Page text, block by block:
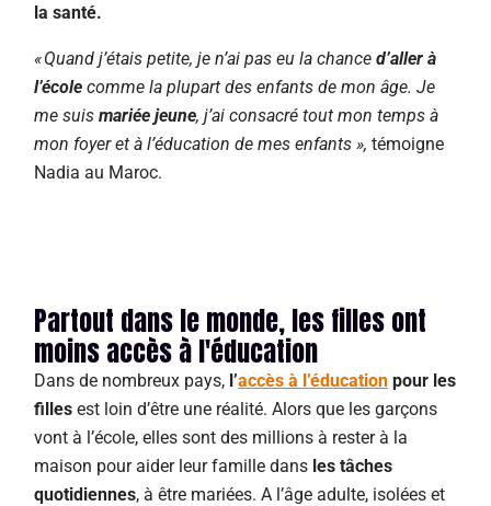
la santé.
« Quand j’étais petite, je n’ai pas eu la chance d’aller à
l’école comme la plupart des enfants de mon âge. Je
me suis mariée jeune, j’ai consacré tout mon temps à
mon foyer et à l’éducation de mes enfants », témoigne
Nadia au Maroc.
Partout dans le monde, les filles ont
moins accès à l'éducation
Dans de nombreux pays, l’accès à l’éducation pour les
filles est loin d’être une réalité. Alors que les garçons
vont à l’école, elles sont des millions à rester à la
maison pour aider leur famille dans les tâches
quotidiennes, à être mariées. A l’âge adulte, isolées et